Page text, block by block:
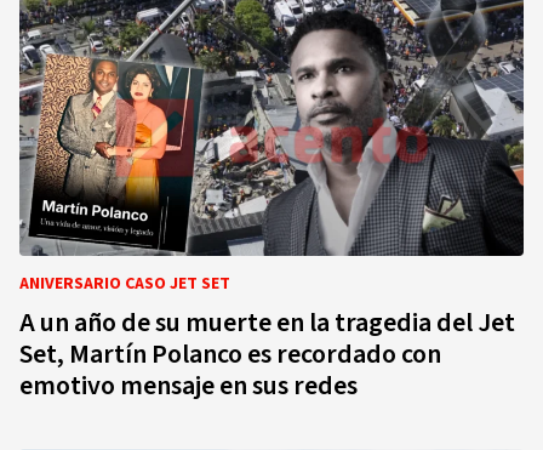
ANIVERSARIO CASO JET SET
A un año de su muerte en la tragedia del Jet
Set, Martín Polanco es recordado con
emotivo mensaje en sus redes